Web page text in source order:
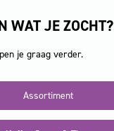
WAT JE ZOCHT?
je graag verder.
Assortiment